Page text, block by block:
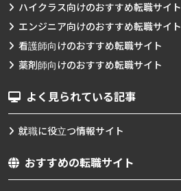
ハイクラス向けのおすすめ転職サイト
エンジニア向けのおすすめ転職サイト
看護師向けのおすすめ転職サイト
薬剤師向けのおすすめ転職サイト
よく見られている記事
就職に役立つ情報サイト
おすすめの転職サイト